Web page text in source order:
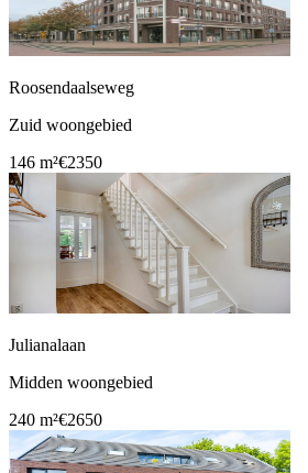
Roosendaalseweg
Zuid woongebied
146 m²€2350
Julianalaan
Midden woongebied
240 m²€2650